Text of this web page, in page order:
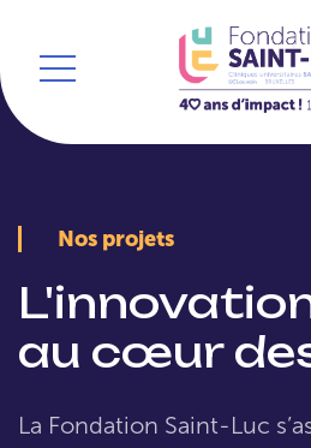
Nos projets
au cœur
La Fondation Saint-Luc